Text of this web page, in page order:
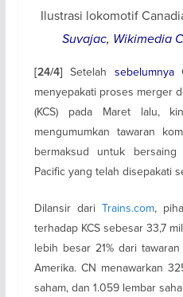
Ilustrasi lokomotif
Suvajac, Wikimedia
[24/4]Setelah sebelumnya
menyepakati proses merger
(KCS) pada Maret lalu,
mengumumkan tawaran
bermaksud untuk bersaing
Pacific yang telah disepakati
Dilansir dari Trains.com,
terhadap KCS sebesar 33,7
lebih besar 21% dari
Amerika. CN menawarkan
saham, dan 1.059 lembar